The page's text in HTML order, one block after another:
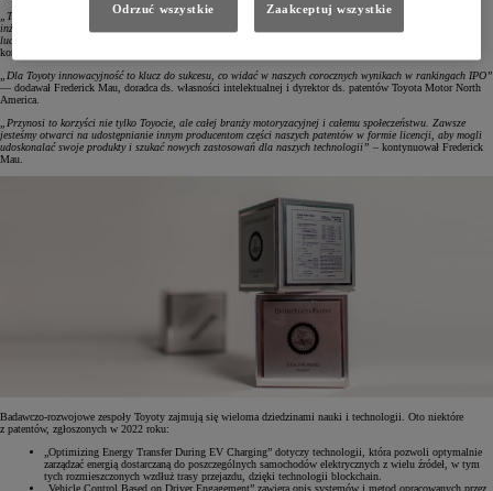
„Toyota systematycznie zwiększa inwestycje w innowacje, aby przyspieszyć elektryfikację transportu. Nasi
inżynierowie i naukowcy wciąż szukają nowych pomysłów, by Toyota mogła teraz i w przyszłości zapewnić
ludziom jak najlepszą mobilność”
korporacyjnych i dyrektor ds. prawnych Toyota Motor North America.
„Dla Toyoty innowacyjność to klucz do sukcesu, co widać w naszych corocznych wynikach w rankingach IPO”
— dodawał Frederick Mau, doradca ds. własności intelektualnej i dyrektor ds. patentów Toyota Motor North
America.
„Przynosi to korzyści nie tylko Toyocie, ale całej branży motoryzacyjnej i całemu społeczeństwu. Zawsze
jesteśmy otwarci na udostępnianie innym producentom części naszych patentów w formie licencji, aby mogli
udoskonalać swoje produkty i szukać nowych zastosowań dla naszych technologii” – kontynuował Frederick
Mau.
Badawczo-rozwojowe zespoły Toyoty zajmują się wieloma dziedzinami nauki i technologii. Oto niektóre
z patentów, zgłoszonych w 2022 roku:
„Optimizing Energy Transfer During EV Charging” dotyczy technologii, która pozwoli optymalnie
zarządzać energią dostarczaną do poszczególnych samochodów elektrycznych z wielu źródeł, w tym
tych rozmieszczonych wzdłuż trasy przejazdu, dzięki technologii blockchain.
Odrzuć wszystkie Zaakceptuj wszystkie